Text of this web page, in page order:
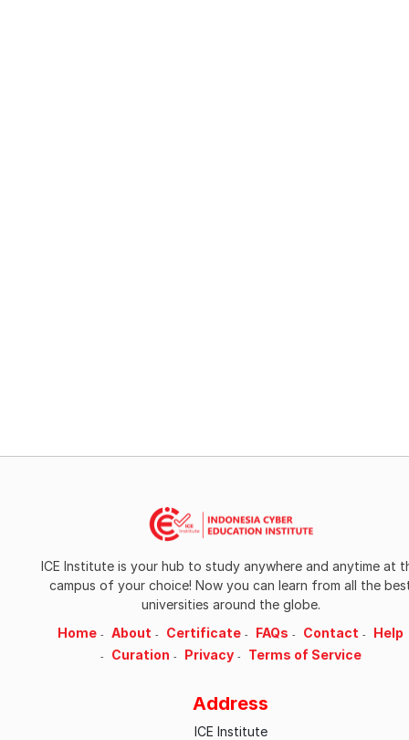
ICE Institute is your hub to study anywhere and anytime at
campus of your choice! Now you can learn from all the
universities around the globe.
Home
About Certificate FAQs Contact
Help
Curation
Privacy Terms of Service
Address
ICE Institute